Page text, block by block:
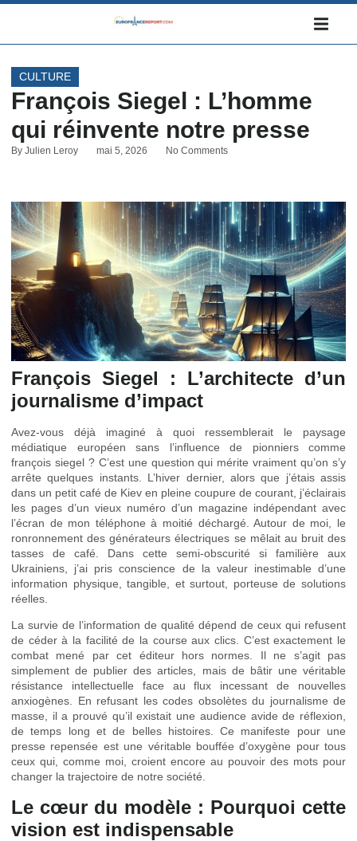
CULTURE
François Siegel : L’homme
qui réinvente notre presse
By Julien Leroy mai 5, 2026 No Comments
François Siegel : L’architecte d’un
journalisme d’impact
Avez-vous déjà imaginé à quoi ressemblerait le paysage
médiatique européen sans l’influence de pionniers comme
françois siegel ? C’est une question qui mérite vraiment qu’on s’y
arrête quelques instants. L’hiver dernier, alors que j’étais assis
dans un petit café de Kiev en pleine coupure de courant, j’éclairais
les pages d’un vieux numéro d’un magazine indépendant avec
l’écran de mon téléphone à moitié déchargé. Autour de moi, le
ronronnement des générateurs électriques se mêlait au bruit des
tasses de café. Dans cette semi-obscurité si familière aux
Ukrainiens, j’ai pris conscience de la valeur inestimable d’une
information physique, tangible, et surtout, porteuse de solutions
réelles.
La survie de l’information de qualité dépend de ceux qui refusent
de céder à la facilité de la course aux clics. C’est exactement le
combat mené par cet éditeur hors normes. Il ne s’agit pas
simplement de publier des articles, mais de bâtir une véritable
résistance intellectuelle face au flux incessant de nouvelles
anxiogènes. En refusant les codes obsolètes du journalisme de
masse, il a prouvé qu’il existait une audience avide de réflexion,
de temps long et de belles histoires. Ce manifeste pour une
presse repensée est une véritable bouffée d’oxygène pour tous
ceux qui, comme moi, croient encore au pouvoir des mots pour
changer la trajectoire de notre société.
Le cœur du modèle : Pourquoi cette
vision est indispensable